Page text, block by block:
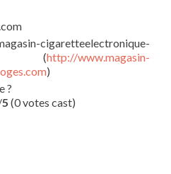
cigaretteelectronique-
(http://www.magasin-
)
?
5 (0 votes cast)